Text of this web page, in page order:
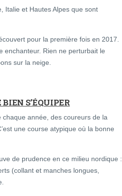
Italie et Hautes Alpes que sont
pour la première fois en 2017.
enchanteur. Rien ne perturbait le
sur la neige.
S’ÉQUIPER
année, des coureurs de la
une course atypique où la bonne
de prudence en ce milieu nordique :
(collant et manches longues,